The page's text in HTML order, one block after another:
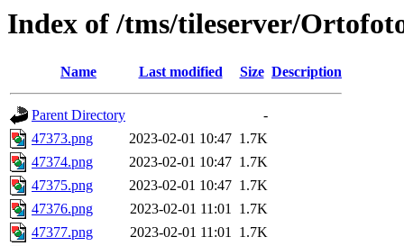
Index of /tms/tileserver/
Name Last modified Size Description
Parent Directory
-
47373.png
2023-02-01 10:47 1.7K
47374.png
2023-02-01 10:47 1.7K
47375.png
2023-02-01 10:47 1.7K
47376.png
2023-02-01 11:01 1.7K
47377.png
2023-02-01 11:01 1.7K